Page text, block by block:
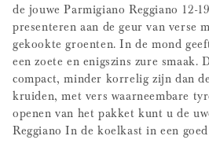
de jouwe Parmigiano Reggiano 12-
presenteren aan de geur van verse
gekookte groenten. In de mond
een zoete en enigszins zure smaak.
compact, minder korrelig zijn dan
kruiden, met vers waarneembare
openen van het pakket kunt u de
Reggiano In de koelkast in een